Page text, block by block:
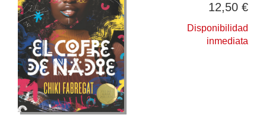
12,50 €
Disponibilidad
inmediata